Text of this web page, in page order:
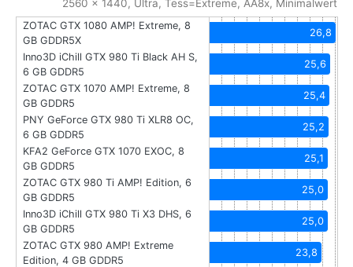
2560 x 1440, Ultra, Tess=Extreme, AA8x, Minimalwert
ZOTAC GTX 1080 AMP! Extreme, 8
GB GDDR5X
26,8
Inno3D iChill GTX 980 Ti Black AH S,
6 GB GDDR5
25,6
ZOTAC GTX 1070 AMP! Extreme, 8
GB GDDR5
25,4
PNY GeForce GTX 980 Ti XLR8 OC,
6 GB GDDR5
25,2
KFA2 GeForce GTX 1070 EXOC, 8
GB GDDR5
25,1
ZOTAC GTX 980 Ti AMP! Edition, 6
GB GDDR5
25,0
Inno3D iChill GTX 980 Ti X3 DHS, 6
GB GDDR5
25,0
ZOTAC GTX 980 AMP! Extreme
Edition, 4 GB GDDR5
23,8